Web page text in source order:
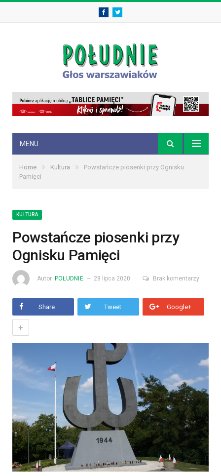
FacebookTwitter
MENU
Home » Kultura »
Powstańcze piosenki przy Ognisku
Pamięci
KULTURA
Powstańcze piosenki przy
Ognisku Pamięci
Autor POŁUDNIE 28 lipca 2020 Brak komentarzy
Share Tweet Google+
+